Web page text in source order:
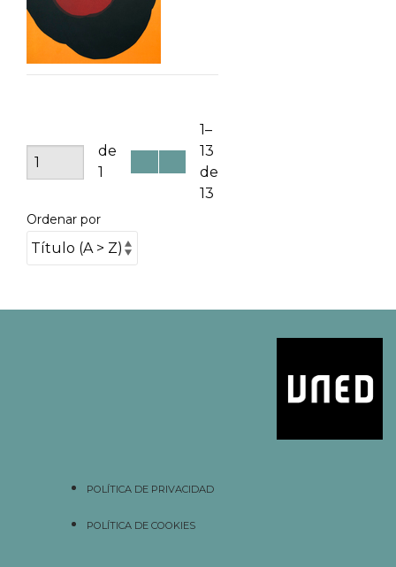
de
1
1–
13
de
13
Ordenar por
POLÍTICA DE PRIVACIDAD
POLÍTICA DE COOKIES